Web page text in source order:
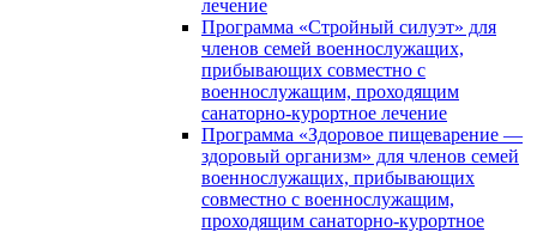
лечение
Программа «Стройный силуэт» для
членов семей военнослужащих,
прибывающих совместно с
военнослужащим, проходящим
санаторно-курортное лечение
Программа «Здоровое пищеварение —
здоровый организм» для членов семей
военнослужащих, прибывающих
совместно с военнослужащим,
проходящим санаторно-курортное